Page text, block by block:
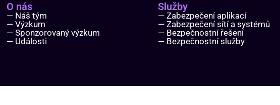
O nás
— Náš tým
— Výzkum
— Sponzorovaný výzkum
— Události
Služby
— Zabezpečení aplikací
— Zabezpečení sítí a systémů
— Bezpečnostní řešení
— Bezpečnostní služby